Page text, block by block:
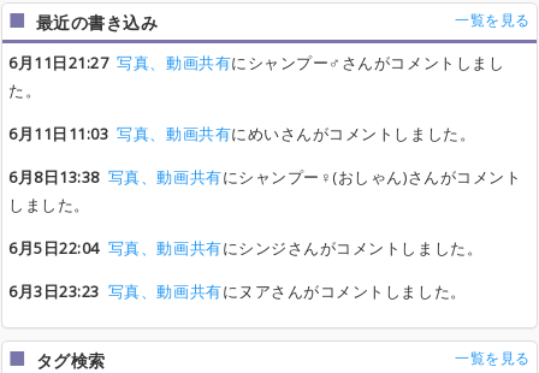
最近の書き込み 一覧を見る
6月11日21:27 写真、動画共有にシャンプー♂さんがコメントしまし
た。
6月11日11:03 写真、動画共有にめいさんがコメントしました。
6月8日13:38 写真、動画共有にシャンプー♀(おしゃん)さんがコメント
しました。
6月5日22:04 写真、動画共有にシンジさんがコメントしました。
6月3日23:23 写真、動画共有にヌアさんがコメントしました。
タグ検索 一覧を見る